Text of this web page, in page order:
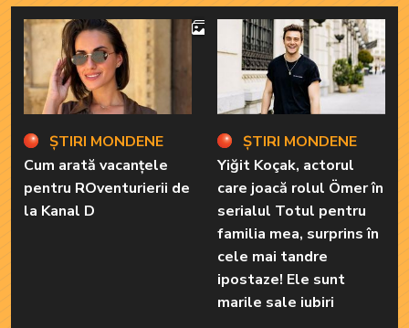
ȘTIRI MONDENE
Cum arată vacanțele
pentru ROventurierii de
la Kanal D
ȘTIRI MONDENE
Yiğit Koçak, actorul
care joacă rolul Ömer în
serialul Totul pentru
familia mea, surprins în
cele mai tandre
ipostaze! Ele sunt
marile sale iubiri